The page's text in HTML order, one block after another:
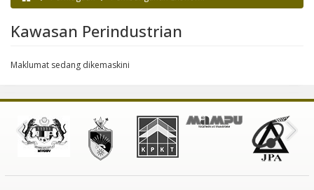
Anda di sini
Kawasan Perindustrian
Maklumat sedang dikemaskini